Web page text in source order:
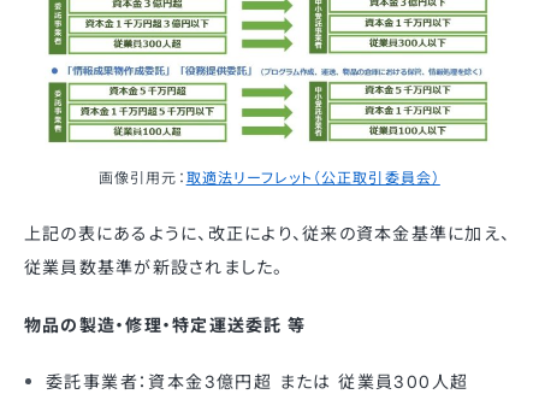
画像引用元： 取適法リーフレット（公正取引委員会）
上記の表にあるように、改正により、従来の資本金基準に加え、
従業員数基準が新設されました。
物品の製造・修理・特定運送委託 等
委託事業者：資本金3億円超 または 従業員300人超